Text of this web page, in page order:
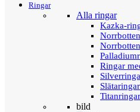
Ringar
Alla ringar
Kazka-
Ringar
Slätaringar
Titanringar
bild